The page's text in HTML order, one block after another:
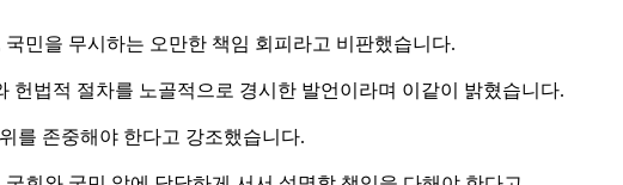
민을 무시하는 오만한 책임 회피라고 비판했습니다.
법적 절차를 노골적으로 경시한 발언이라며 이같이 밝혔습니다.
를 존중해야 한다고 강조했습니다.